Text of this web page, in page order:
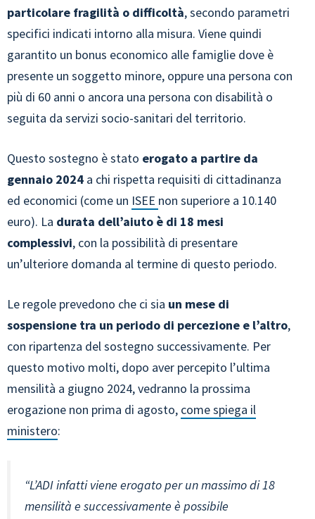
particolare fragilità o difficoltà, secondo parametri
specifici indicati intorno alla misura. Viene quindi
garantito un bonus economico alle famiglie dove è
presente un soggetto minore, oppure una persona con
più di 60 anni o ancora una persona con disabilità o
seguita da servizi socio-sanitari del territorio.
Questo sostegno è stato erogato a partire da
gennaio 2024 a chi rispetta requisiti di cittadinanza
ed economici (come un ISEE non superiore a 10.140
euro). La durata dell’aiuto è di 18 mesi
complessivi, con la possibilità di presentare
un’ulteriore domanda al termine di questo periodo.
Le regole prevedono che ci sia un mese di
sospensione tra un periodo di percezione e l’altro,
con ripartenza del sostegno successivamente. Per
questo motivo molti, dopo aver percepito l’ultima
mensilità a giugno 2024, vedranno la prossima
erogazione non prima di agosto, come spiega il
ministero:
“L’ADI infatti viene erogato per un massimo di 18
mensilità e successivamente è possibile